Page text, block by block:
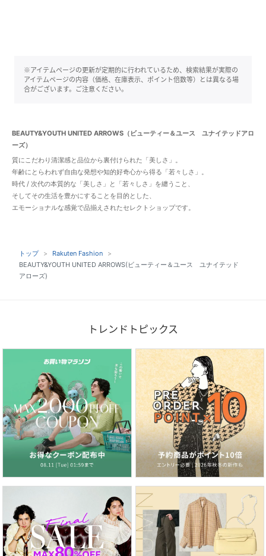
※アイテムページの更新が定期的に行われているため、検索結果が実際の
アイテムページの内容（価格、在庫表示、ポイント倍数等）とは異なる場
合がございます。ご注意ください。
BEAUTY&YOUTH UNITED ARROWS（ビューティー＆ユース ユナイテッドアロ
ーズ）
質にこだわり清潔感と品位から裏付けられた「美しさ」。
年齢にとらわれず自由な発想や知的好奇心から得る「若々しさ」。
時代 / 次代の本質的な「美しさ」と「若々しさ」を纏うこと、
そしてその生活を豊かにすることを目的とした、
エモーショナルな感覚で品揃えされたセレクトショップです。
トップ
Rakuten Fashion
BEAUTY&YOUTH UNITED ARROWS(ビューティー＆ユース ユナイテッド
アローズ)
トレンドトピックス